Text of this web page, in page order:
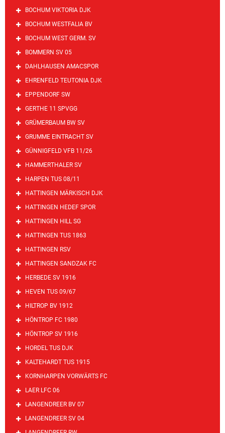
BOCHUM VIKTORIA DJK
BOCHUM WESTFALIA BV
BOCHUM WEST GERM. SV
BOMMERN SV 05
DAHLHAUSEN AMACSPOR
EHRENFELD TEUTONIA DJK
EPPENDORF SW
GERTHE 11 SPVGG
GRÜMERBAUM BW SV
GRUMME EINTRACHT SV
GÜNNIGFELD VFB 11/26
HAMMERTHALER SV
HARPEN TUS 08/11
HATTINGEN MÄRKISCH DJK
HATTINGEN HEDEF SPOR
HATTINGEN HILL SG
HATTINGEN TUS 1863
HATTINGEN RSV
HATTINGEN SANDZAK FC
HERBEDE SV 1916
HEVEN TUS 09/67
HILTROP BV 1912
HÖNTROP FC 1980
HÖNTROP SV 1916
HORDEL TUS DJK
KALTEHARDT TUS 1915
KORNHARPEN VORWÄRTS FC
LAER LFC 06
LANGENDREER BV 07
LANGENDREER SV 04